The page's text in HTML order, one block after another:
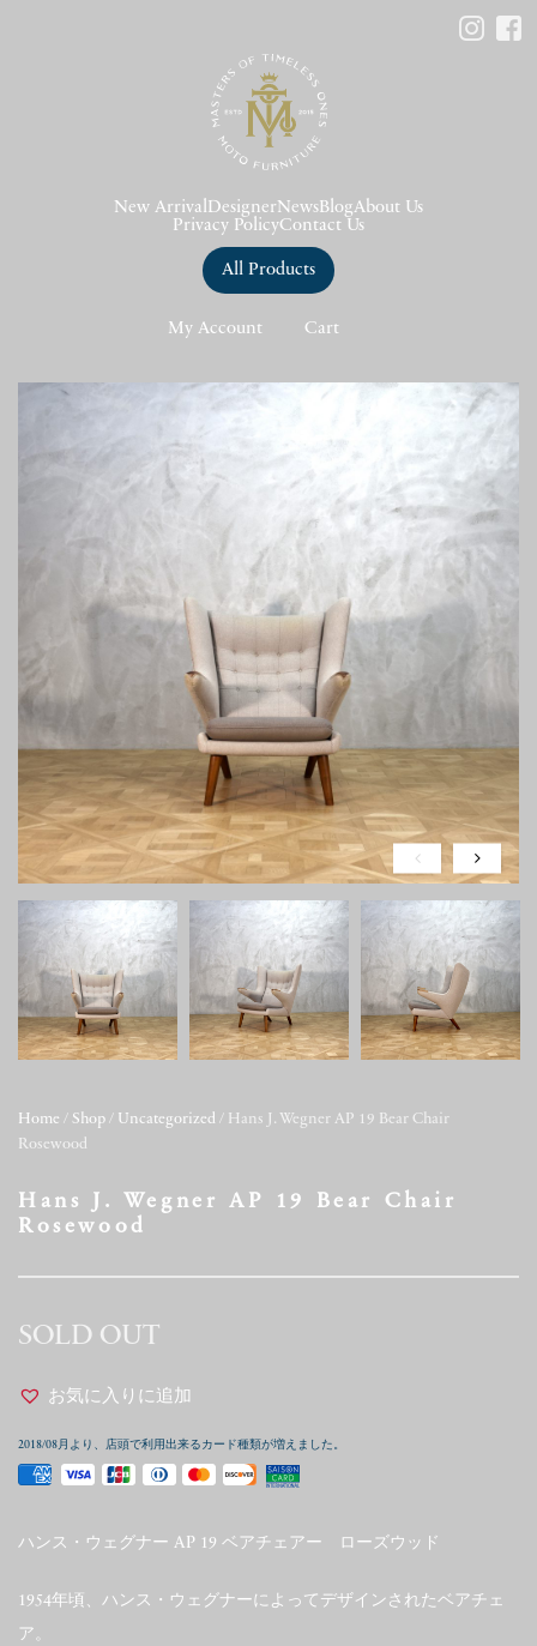
New Arrival DesignerNews BlogAbout Us
Privacy PolicyContact Us
All Products
My Account Cart
Home / Shop / Uncategorized / Hans J. Wegner AP 19 Bear Chair
Rosewood
Hans J. Wegner AP 19 Bear Chair
Rosewood
SOLD OUT
お気に入りに追加
2018/08月より、店頭で利用出来るカード種類が増えました。
ハンス・ウェグナー AP 19 ベアチェアー ローズウッド
1954年頃、ハンス・ウェグナーによってデザインされたベアチェ
ア。